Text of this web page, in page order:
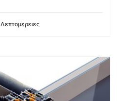
Λεπτομέρειες